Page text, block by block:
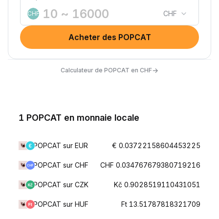
CHF CHF
Acheter des POPCAT
Calculateur de POPCAT en CHF→
1 POPCAT en monnaie locale
POPCAT sur EUR € 0.03722158604453225
POPCAT sur CHF CHF 0.034767679380719216
POPCAT sur CZK Kč 0.9028519110431051
POPCAT sur HUF Ft 13.51787818321709